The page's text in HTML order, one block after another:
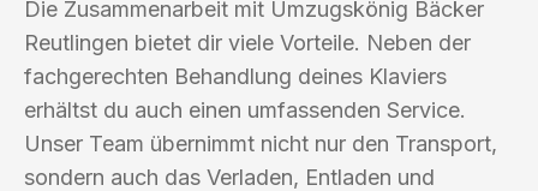
Die Zusammenarbeit mit Umzugskönig Bäcker
Reutlingen bietet dir viele Vorteile. Neben der
fachgerechten Behandlung deines Klaviers
erhältst du auch einen umfassenden Service.
Unser Team übernimmt nicht nur den Transport,
sondern auch das Verladen, Entladen und